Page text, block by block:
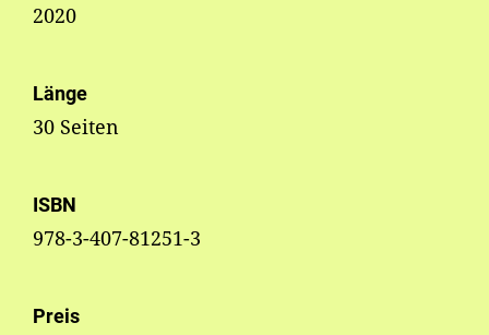
2020
Länge
30 Seiten
ISBN
978-3-407-81251-3
Preis